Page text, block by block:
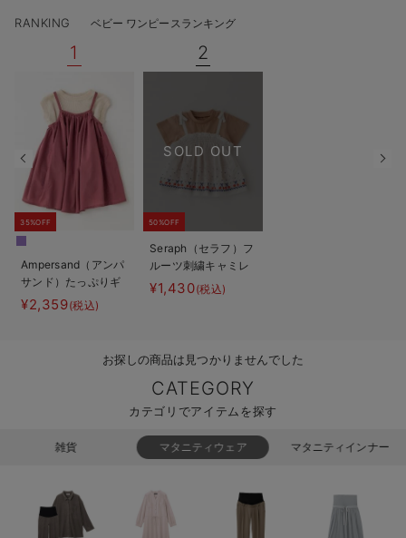
ベビー アウター
スタイ・よだれかけ（新生児・ベビー）
ベビー帽子（新生児・乳児）
新生児スリーパー・ベビーパジャマ
ベビーシューズ・ファーストシューズ・ベビー靴下
ベビー リュック
ベビー 小物
メモリアルグッズ
赤ちゃん 洗剤・洗濯用品・お掃除
赤ちゃん お風呂・ベビースキンケア
おむつ関連グッズ
袴ロンパース特集
Tシャツブラ
親子セット
快適機能ウェア特集 トップス
快適機能ウェア特集 ボトムス
快適機能ウェア特集 パジャマ
erbaviva（エルバビーバ）
安心の日本製。先輩ママが買ってよかった！本当に必要な出産準備品
買って正解！高評価レビューアイテム
冬に可愛いニットがお得！
親子コーデ｜ママとベビーにおすすめ！
便利な育児家電
Gift Selection 出産祝い
何枚あっても嬉しい
RANKING ベビー ワンピースランキング
1
35%OFF
Ampersand（アンパ
サンド）たっぷりギ
ャザーワンピース＆
トップス
¥2,359(税込)
2
SOLD OUT
50%OFF
Seraph（セラフ）フ
ルーツ刺繍キャミレ
イヤードチュニック
¥1,430(税込)
お探しの商品は見つかりませんでした
CATEGORY
カテゴリでアイテムを探す
雑貨 マタニティウェア マタニティインナー